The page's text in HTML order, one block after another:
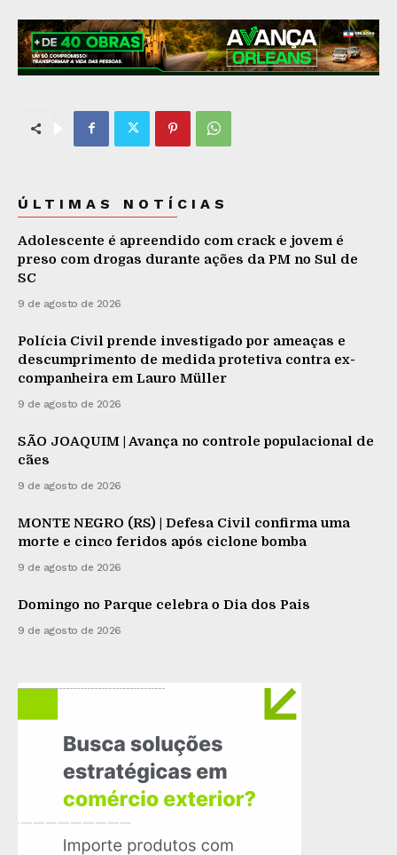
ÚLTIMAS NOTÍCIAS
Adolescente é apreendido com crack e jovem é
preso com drogas durante ações da PM no Sul de
SC
9 de agosto de 2026
Polícia Civil prende investigado por ameaças e
descumprimento de medida protetiva contra ex-
companheira em Lauro Müller
9 de agosto de 2026
SÃO JOAQUIM | Avança no controle populacional de
cães
9 de agosto de 2026
MONTE NEGRO (RS) | Defesa Civil confirma uma
morte e cinco feridos após ciclone bomba
9 de agosto de 2026
Domingo no Parque celebra o Dia dos Pais
9 de agosto de 2026